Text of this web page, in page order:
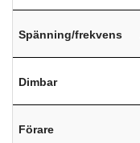
Spänning/frekvens
Dimbar
Förare